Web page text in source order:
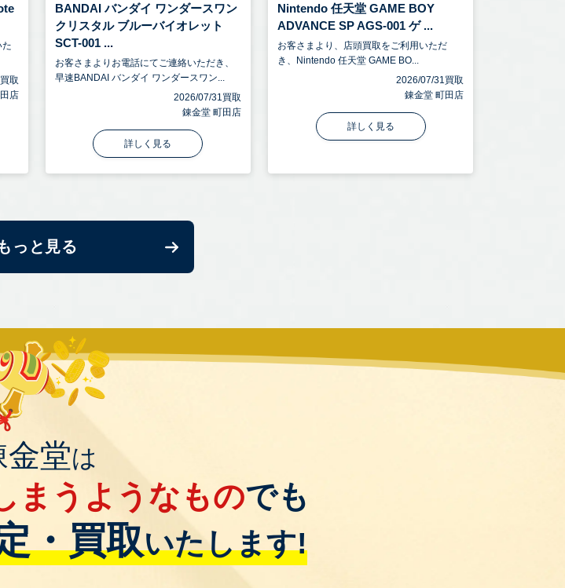
た
取
店
BANDAI バンダイ ワンダースワン
クリスタル ブルーバイオレット
SCT-001 ...
お客さまよりお電話にてご連絡いただき、
早速BANDAI バンダイ ワンダースワン...
2026/07/31買取
錬金堂 町田店
詳しく見る
Nintendo 任天堂 GAME BOY
ADVANCE SP AGS-001 ゲ ...
お客さまより、店頭買取をご利用いただ
き、Nintendo 任天堂 GAME BO...
2026/07/31買取
錬金堂 町田店
詳しく見る
っと見る
金堂は
まうようなものでも
・買取いたします!